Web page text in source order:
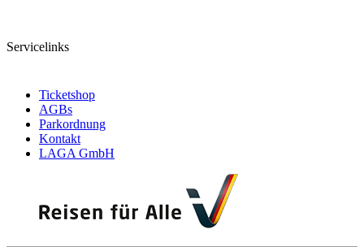
Servicelinks
Ticketshop
AGBs
Parkordnung
Kontakt
LAGA GmbH